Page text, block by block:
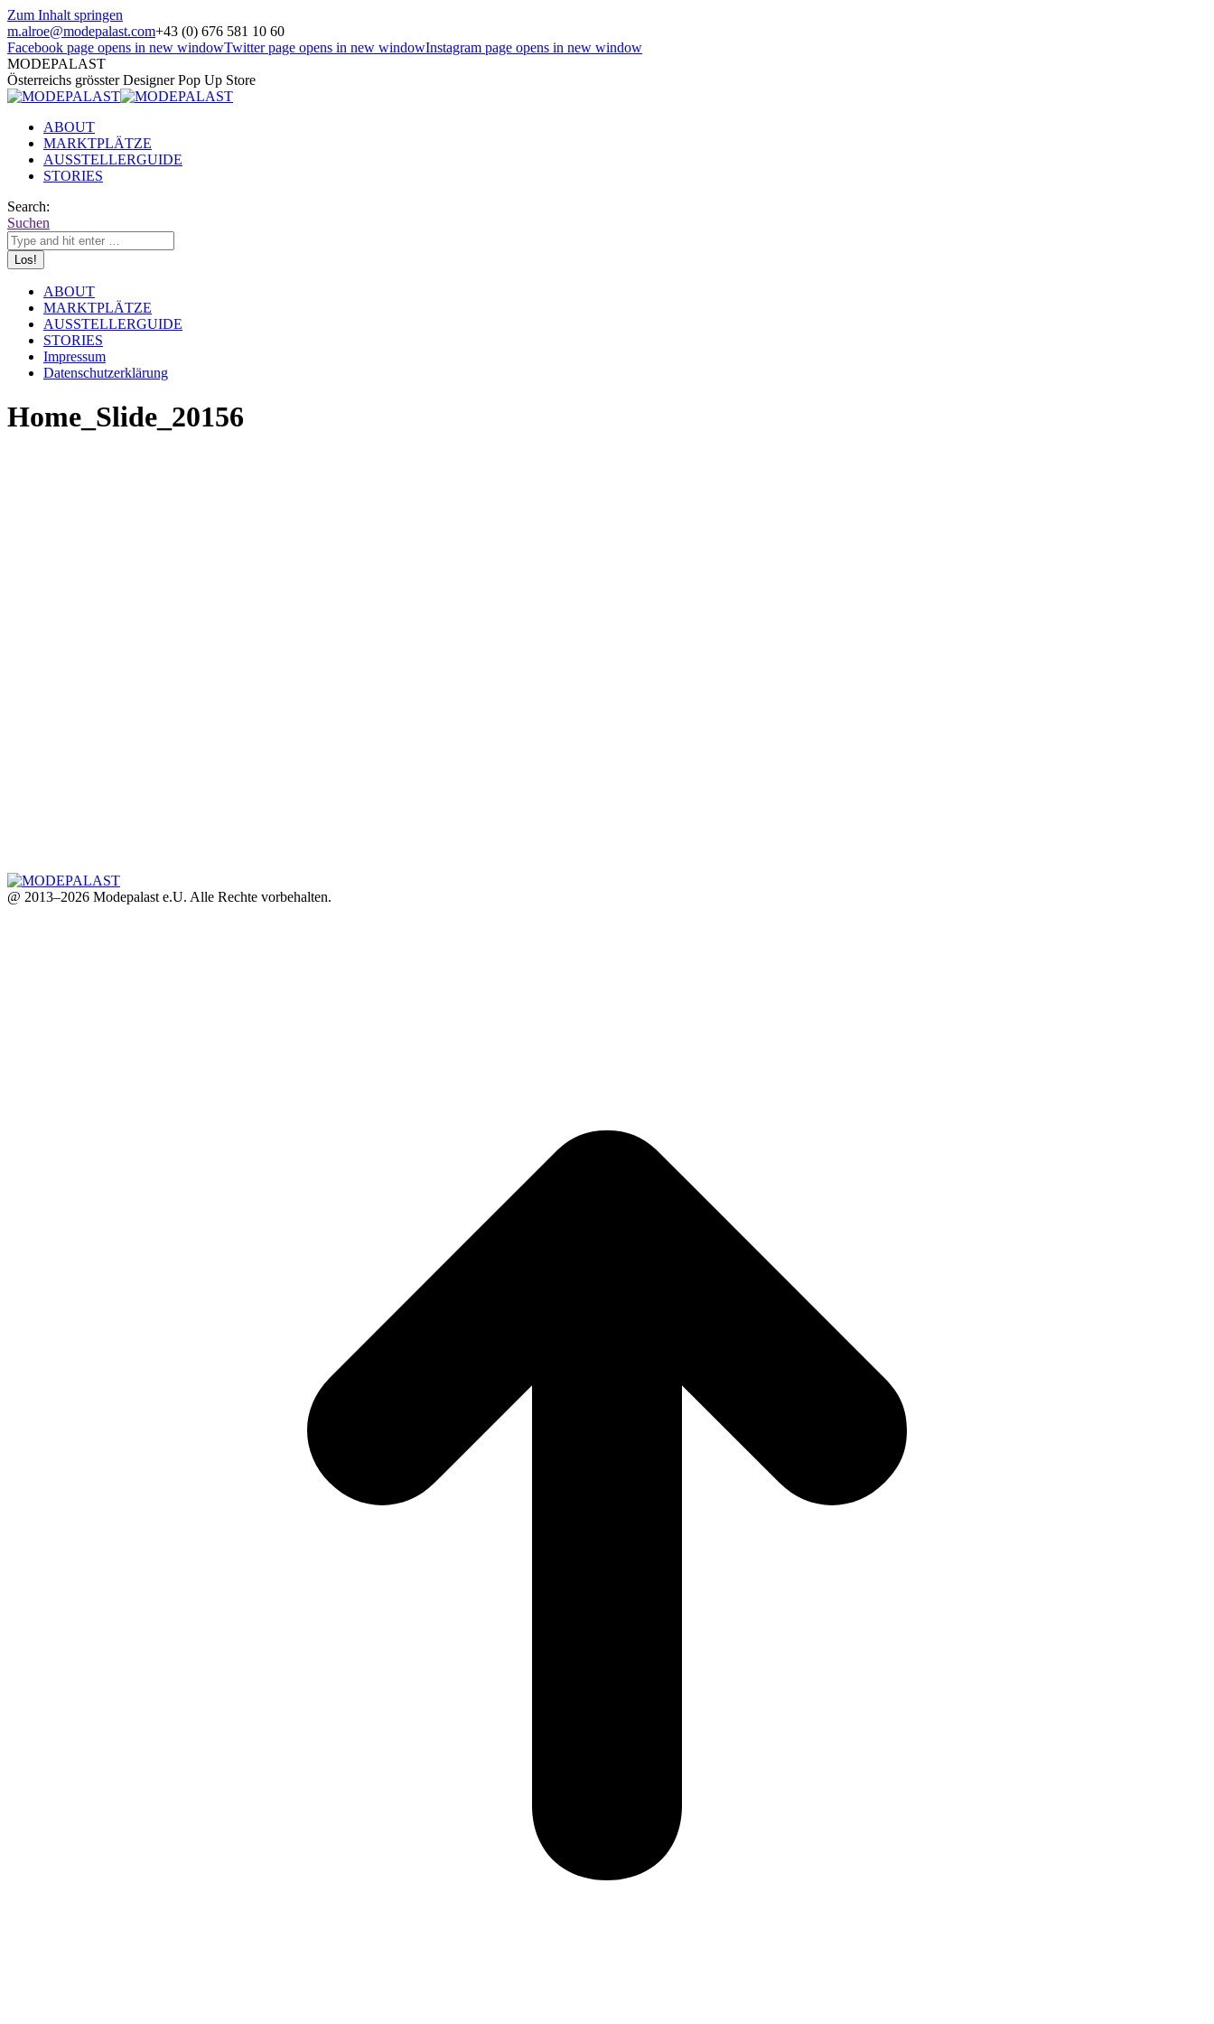
Zum Inhalt springen
m.alroe@modepalast.com+43 (0) 676 581 10 60
Facebook page opens in new windowTwitter page opens in new windowInstagram page opens in new window
MODEPALAST
Österreichs grösster Designer Pop Up Store
ABOUT
MARKTPLÄTZE
AUSSTELLERGUIDE
STORIES
Search:
Suchen
ABOUT
MARKTPLÄTZE
AUSSTELLERGUIDE
STORIES
Impressum
Datenschutzerklärung
Home_Slide_20156
@ 2013–2026 Modepalast e.U. Alle Rechte vorbehalten.